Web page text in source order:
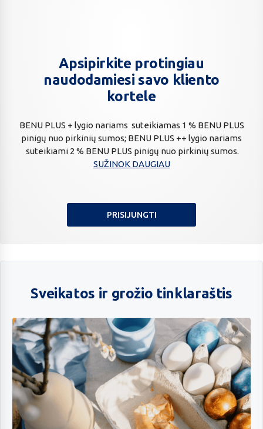
Apsipirkite protingiau
naudodamiesi savo kliento
kortele
BENU PLUS + lygio nariams suteikiamas 1 % BENU PLUS
pinigų nuo pirkinių sumos; BENU PLUS ++ lygio nariams
suteikiami 2 % BENU PLUS pinigų nuo pirkinių sumos.
SUŽINOK DAUGIAU
PRISIJUNGTI
Apsipirkite
protingiau
naudodamiesi
savo
kortele
Sveikatos ir grožio tinklaraštis